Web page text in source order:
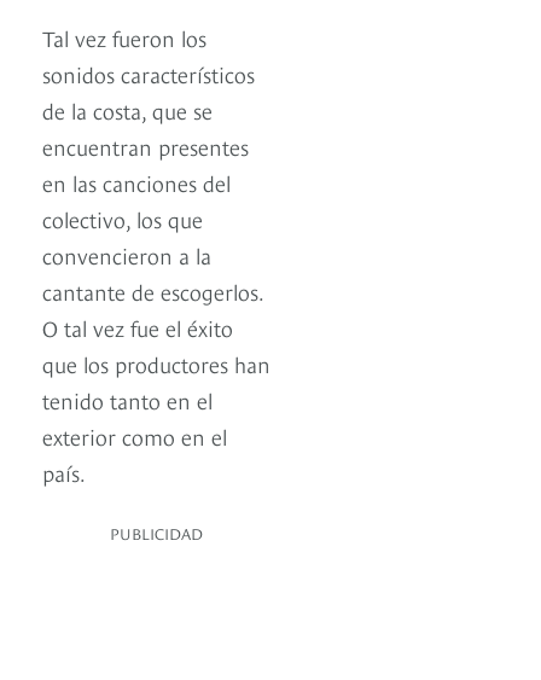
Tal vez fueron los
sonidos característicos
de la costa, que se
encuentran presentes
en las canciones del
colectivo, los que
convencieron a la
cantante de escogerlos.
O tal vez fue el éxito
que los productores han
tenido tanto en el
exterior como en el
país.
PUBLICIDAD